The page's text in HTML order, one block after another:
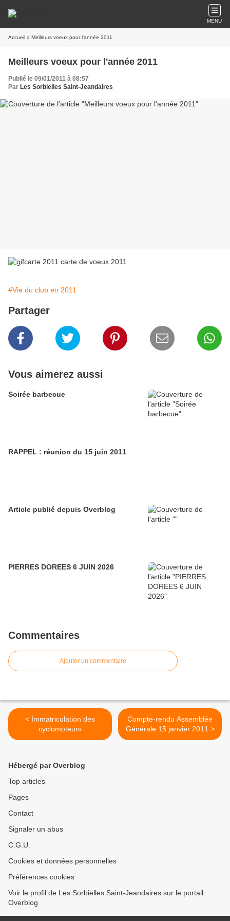
MENU
Accueil » Meilleurs voeux pour l'année 2011
Meilleurs voeux pour l'année 2011
Publié le 09/01/2011 à 08:57
Par Les Sorbielles Saint-Jeandaires
#Vie du club en 2011
Partager
Vous aimerez aussi
Soirée barbecue
RAPPEL : réunion du 15 juin 2011
Article publié depuis Overblog
PIERRES DOREES 6 JUIN 2026
Commentaires
Ajouter un commentaire
< Immatriculation des
cyclomoteurs
Compte-rendu Assemblée
Générale 15 janvier 2011 >
Hébergé par Overblog
Top articles
Pages
Contact
Signaler un abus
C.G.U.
Cookies et données personnelles
Préférences cookies
Voir le profil de Les Sorbielles Saint-Jeandaires sur le portail
Overblog